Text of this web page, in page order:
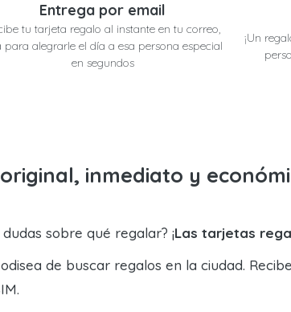
Entrega por email
tu tarjeta regalo al instante en tu correo,
para alegrarle el día a esa persona especial
en segundos
¡Un
inmediato y
dudas sobre qué regalar? ¡Las tarjetas
de buscar regalos en la ciudad.